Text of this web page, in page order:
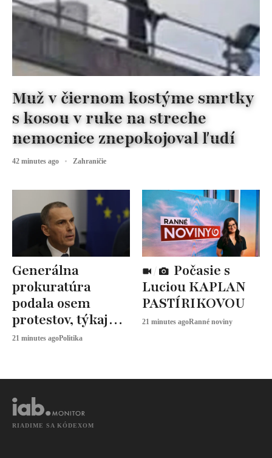
Generálna
prokuratúra
podala osem
protestov, týkajú
sa volebných
21 minutes agoPolitika
Luciou KAPLAN
PASTÍRIKOVOU
21 minutes agoRanné noviny
Muž v čiernom kostýme smrtky
s kosou v ruke na streche
nemocnice znepokojoval ľudí
42 minutes ago Zahraničie
RIADIME SA KÓDEXOM